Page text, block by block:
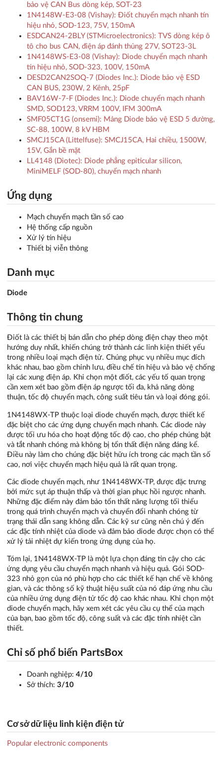
bảo vệ CAN Bus dòng kép, SOT-23
1N4148W-E3-08 (Vishay): Điốt chuyển mạch nhanh tín
hiệu nhỏ, SOD-123, 75V, 150mA
ESDCAN24-2BLY (STMicroelectronics): TVS dòng kép ô
tô cho bus CAN, điện áp đánh thủng 27V, SOT23-3L
1N4148WS-E3-08 (Vishay): Diode chuyển mạch nhanh
tín hiệu nhỏ, SOD-323, 100V, 150mA
DESD2CAN2SOQ-7 (Diodes Inc.): Diode bảo vệ ESD
CAN BUS, 230W, 2 Kênh, 25pF
BAV16W-7-F (Diodes Inc.): Diode chuyển mạch nhanh
SMD, SOD123, VRRM 100V, IFM 300mA
SMF05CT1G (onsemi): Mảng Diode bảo vệ ESD 5 đường,
SC-88, 100W, 8 kV HBM
SMCJ15CA (Littelfuse): SMCJ15CA, Hai chiều, 1500W,
15V, Gắn bề mặt
LL4148 (Diotec): Diode phẳng epiticular silicon,
MiniMELF (SOD-80), chuyển mạch nhanh
Ứng dụng
Mạch chuyển mạch tần số cao
Hệ thống cấp nguồn
Xử lý tín hiệu
Thiết bị viễn thông
Danh mục
Diode
Thông tin chung
Điốt là các thiết bị bán dẫn cho phép dòng điện chạy theo một
hướng duy nhất, khiến chúng trở thành các linh kiện thiết yếu
trong nhiều loại mạch điện tử. Chúng phục vụ nhiều mục đích
khác nhau, bao gồm chỉnh lưu, điều chế tín hiệu và bảo vệ chống
lại các xung điện áp. Khi chọn một điốt, các yếu tố quan trọng
cần xem xét bao gồm điện áp ngược tối đa, khả năng dòng
thuận, tốc độ chuyển mạch, công suất tiêu tán và loại đóng gói.
1N4148WX-TP thuộc loại diode chuyển mạch, được thiết kế
đặc biệt cho các ứng dụng chuyển mạch nhanh. Các diode này
được tối ưu hóa cho hoạt động tốc độ cao, cho phép chúng bật
và tắt nhanh chóng mà không bị tổn thất điện năng đáng kể.
Điều này làm cho chúng đặc biệt hữu ích trong các mạch tần số
cao, nơi việc chuyển mạch hiệu quả là rất quan trọng.
Các diode chuyển mạch, như 1N4148WX-TP, được đặc trưng
bởi mức sụt áp thuận thấp và thời gian phục hồi ngược nhanh.
Những đặc điểm này đảm bảo tổn thất năng lượng tối thiểu
trong quá trình chuyển mạch và chuyển đổi nhanh chóng từ
trạng thái dẫn sang không dẫn. Các kỹ sư cũng nên chú ý đến
các đặc tính nhiệt của diode và đảm bảo diode được chọn có thể
xử lý tải nhiệt dự kiến trong ứng dụng của họ.
Tóm lại, 1N4148WX-TP là một lựa chọn đáng tin cậy cho các
ứng dụng yêu cầu chuyển mạch nhanh và hiệu quả. Gói SOD-
323 nhỏ gọn của nó phù hợp cho các thiết kế hạn chế về không
gian, và các thông số kỹ thuật hiệu suất của nó đáp ứng nhu cầu
của nhiều ứng dụng điện tử tốc độ cao khác nhau. Khi chọn một
diode chuyển mạch, hãy xem xét các yêu cầu cụ thể của mạch
của bạn, bao gồm tốc độ, công suất và các đặc tính nhiệt cần
thiết.
Chỉ số phổ biến PartsBox
Doanh nghiệp: 4/10
Sở thích: 3/10
Cơ sở dữ liệu linh kiện điện tử
Popular electronic components